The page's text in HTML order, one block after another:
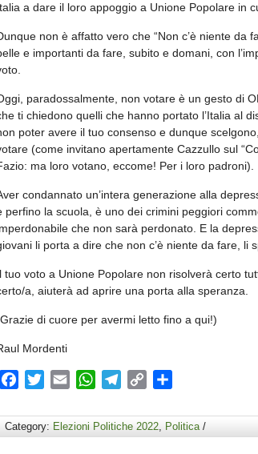
a dare il loro appoggio a Unione Popolare in
non è affatto vero che “Non c’è niente da
e importanti da fare, subito e domani, con
paradossalmente, non votare è un gesto di
ti chiedono quelli che hanno portato l’Italia al
poter avere il tuo consenso e dunque
(come invitano apertamente Cazzullo sul
ma loro votano, eccome! Per i loro padroni).
condannato un’intera generazione alla
perfino la scuola, è uno dei crimini peggiori
che non sarà perdonato. E la
li porta a dire che non c’è niente da fare, li
tuo voto a Unione Popolare non risolverà certo
a, aiuterà ad aprire una porta alla speranza.
di cuore per avermi letto fino a qui!)
Mordenti
Facebook
TwitterEmail WhatsAppTelegram
Copy
Category: Elezioni Politiche 2022, Politica/